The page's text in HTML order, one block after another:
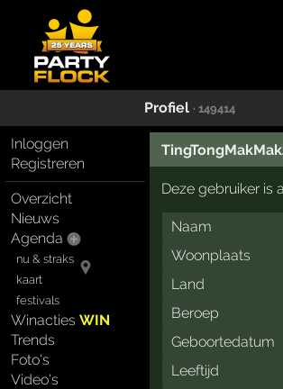
Profiel · 149414
Inloggen
Registreren
Overzicht
Nieuws
Agenda
nu & straks
kaart
festivals
WinactiesWIN
Trends
Foto's
Video's
Deze gebruiker is
Naam
Woonplaats
Land
Beroep
Geboortedatum
Leeftijd